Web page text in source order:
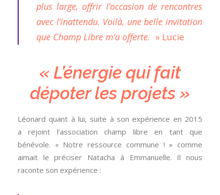
plus large, offrir l’occasion de rencontres
avec l’inattendu. Voilà, une belle invitation
que Champ Libre m’a offerte. » Lucie
« L’énergie qui fait
dépoter les projets »
Léonard quant à lui, suite à son expérience en 2015
a rejoint l’association champ libre en tant que
bénévole. « Notre ressource commune ! » comme
aimait le préciser Natacha à Emmanuelle. Il nous
raconte son expérience :